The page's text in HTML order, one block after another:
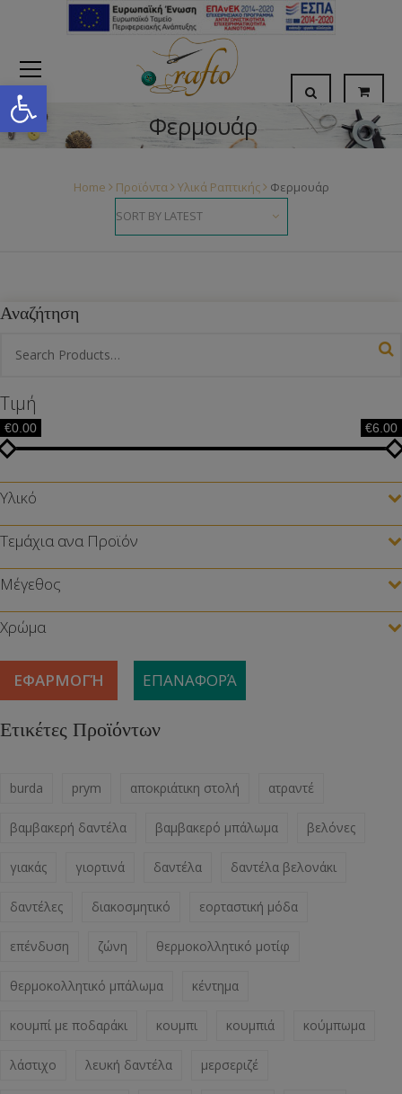
Open toolbar
Φερμουάρ
Home Προϊόντα Υλικά Ραπτικής Φερμουάρ
Αναζήτηση
Τιμή
€0.00 €6.00
Υλικό
Τεμάχια ανα Προϊόν
Μέγεθος
Χρώμα
ΕΦΑΡΜΟΓΉ ΕΠΑΝΑΦΟΡΆ
Ετικέτες Προϊόντων
burda prym αποκριάτικη στολή ατραντέ
βαμβακερή δαντέλα βαμβακερό μπάλωμα βελόνες
γιακάς γιορτινά δαντέλα δαντέλα βελονάκι
δαντέλες διακοσμητικό εορταστική μόδα
επένδυση ζώνη θερμοκολλητικό μοτίφ
θερμοκολλητικό μπάλωμα κέντημα
κουμπί με ποδαράκι κουμπι κουμπιά κούμπωμα
λάστιχο λευκή δαντέλα μερσεριζέ